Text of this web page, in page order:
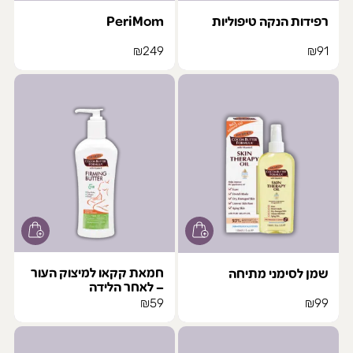
רפידות הנקה טיפוליות
₪91
PeriMom
₪249
שמן לסימני מתיחה
₪99
חמאת קקאו למיצוק העור
– לאחר הלידה
₪59